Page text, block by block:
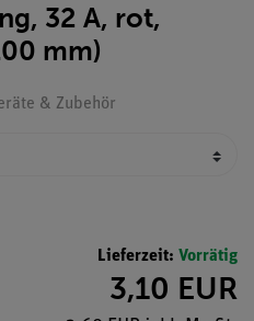
32 A, rot,
mm)
& Zubehör
Lieferzeit: Vorrätig
3,10 EUR